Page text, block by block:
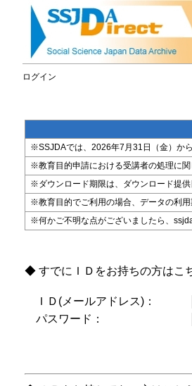
ログイン
※SSJDAでは、2026年7月31日（金）か
※教育目的申請における受講者の処理に
※ダウンロード期限は、ダウンロード提
※教育目的でご利用の場合、データの利用
※何かご不明な点がございましたら、
◆ すでにＩＤをお持ちの方はこ
ＩＤ(メールアドレス)：
パスワード：